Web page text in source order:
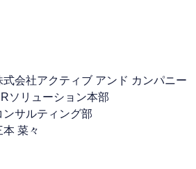
式会社アクティブ アンド カンパニー
ソリューション本部
ンサルティング部
本 菜々